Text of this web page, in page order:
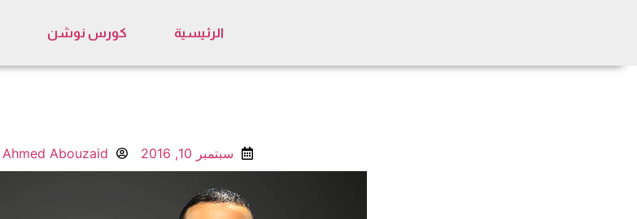
الرئيسية كورس نوشن
سبتمبر 10, 2016 Ahmed Abouzaid